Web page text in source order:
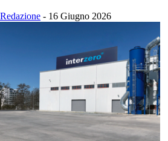
Redazione - 16 Giugno 2026